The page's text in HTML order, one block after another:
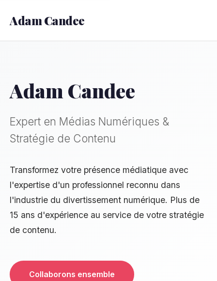
Adam Candee
Adam Candee
Expert en Médias Numériques &
Stratégie de Contenu
Transformez votre présence médiatique avec
l'expertise d'un professionnel reconnu dans
l'industrie du divertissement numérique. Plus de
15 ans d'expérience au service de votre stratégie
de contenu.
Collaborons ensemble